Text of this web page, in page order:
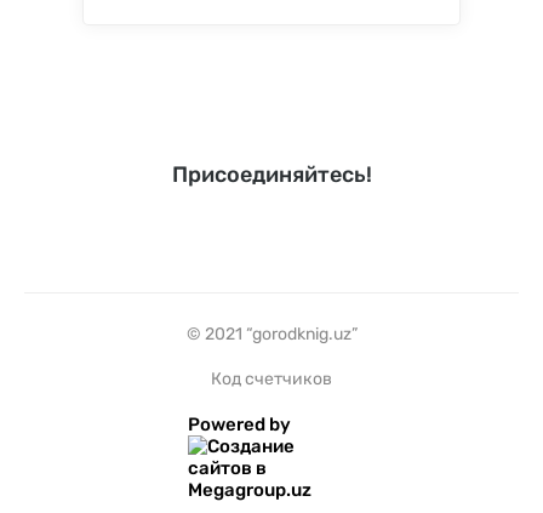
Присоединяйтесь!
© 2021 “gorodknig.uz”
Код счетчиков
Powered by